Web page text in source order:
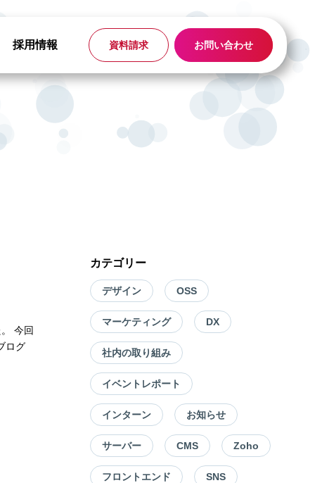
採用情報 資料請求 お問い合わせ
今回
ログ
カテゴリー
デザイン OSS
マーケティング DX
社内の取り組み
イベントレポート
インターン お知らせ
サーバー CMS Zoho
フロントエンド SNS